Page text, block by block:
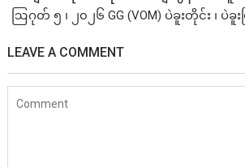
ဩဂုတ် ၅ ၊ ၂၀၂၆ GG (VOM) ပဲခူးတိုင်း ၊ ပဲခူး
LEAVE A COMMENT